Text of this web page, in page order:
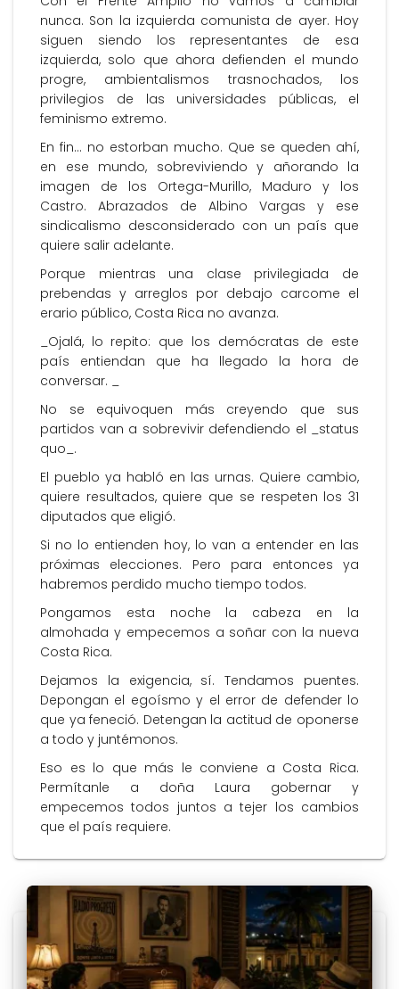
nunca. Son la izquierda comunista de ayer. Hoy
siguen siendo los representantes de esa
izquierda, solo que ahora defienden el mundo
progre, ambientalismos trasnochados, los
privilegios de las universidades públicas, el
feminismo extremo.
En fin… no estorban mucho. Que se queden ahí,
en ese mundo, sobreviviendo y añorando la
imagen de los Ortega-Murillo, Maduro y los
Castro. Abrazados de Albino Vargas y ese
sindicalismo desconsiderado con un país que
quiere salir adelante.
Porque mientras una clase privilegiada de
prebendas y arreglos por debajo carcome el
erario público, Costa Rica no avanza.
_Ojalá, lo repito: que los demócratas de este
país entiendan que ha llegado la hora de
conversar. _
No se equivoquen más creyendo que sus
partidos van a sobrevivir defendiendo el _status
quo_.
El pueblo ya habló en las urnas. Quiere cambio,
quiere resultados, quiere que se respeten los 31
diputados que eligió.
Si no lo entienden hoy, lo van a entender en las
próximas elecciones. Pero para entonces ya
habremos perdido mucho tiempo todos.
Pongamos esta noche la cabeza en la
almohada y empecemos a soñar con la nueva
Costa Rica.
Dejamos la exigencia, sí. Tendamos puentes.
Depongan el egoísmo y el error de defender lo
que ya feneció. Detengan la actitud de oponerse
a todo y juntémonos.
Eso es lo que más le conviene a Costa Rica.
Permítanle a doña Laura gobernar y
empecemos todos juntos a tejer los cambios
que el país requiere.